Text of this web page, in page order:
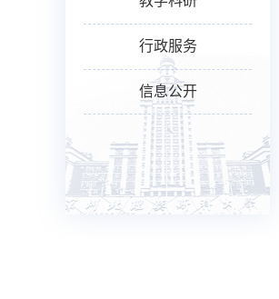
行政服务
信息公开